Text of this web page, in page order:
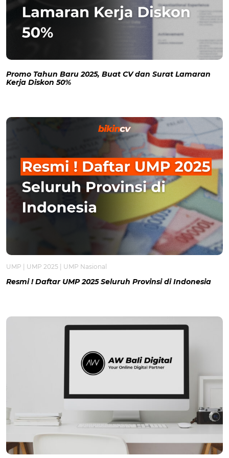
Promo Tahun Baru 2025, Buat CV dan Surat Lamaran
Kerja Diskon 50%
UMP UMP 2025 UMP Nasional
Resmi ! Daftar UMP 2025 Seluruh Provinsi di Indonesia